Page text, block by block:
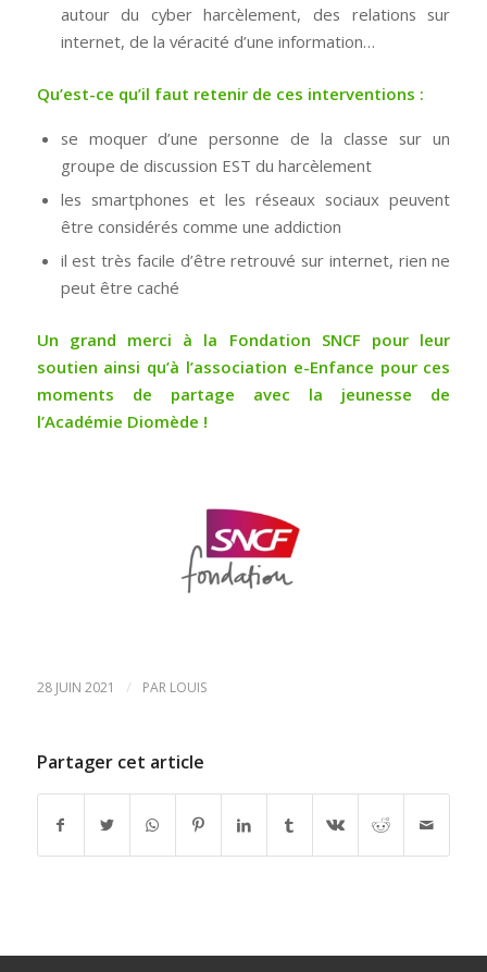
autour du cyber harcèlement, des relations sur
internet, de la véracité d’une information…
Qu’est-ce qu’il faut retenir de ces interventions :
se moquer d’une personne de la classe sur un
groupe de discussion EST du harcèlement
les smartphones et les réseaux sociaux peuvent
être considérés comme une addiction
il est très facile d’être retrouvé sur internet, rien ne
peut être caché
Un grand merci à la Fondation SNCF pour leur
soutien ainsi qu’à l’association e-Enfance pour ces
moments de partage avec la jeunesse de
l’Académie Diomède !
28 JUIN 2021 / PAR LOUIS
Partager cet article